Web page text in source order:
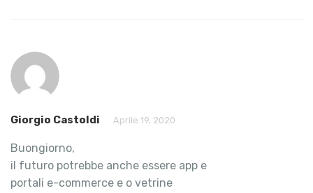
Giorgio Castoldi Aprile 19, 2020
Buongiorno,
il futuro potrebbe anche essere app e
portali e-commerce e o vetrine